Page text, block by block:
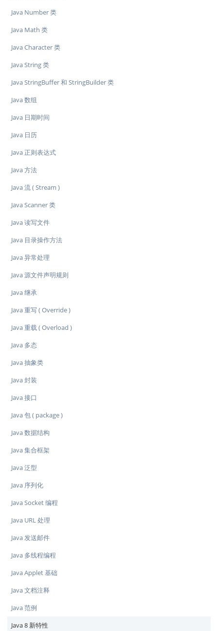
Java Number 类
Java Math 类
Java Character 类
Java String 类
Java StringBuffer 和 StringBuilder 类
Java 数组
Java 日期时间
Java 日历
Java 正则表达式
Java 方法
Java 流 ( Stream )
Java Scanner 类
Java 读写文件
Java 目录操作方法
Java 异常处理
Java 源文件声明规则
Java 继承
Java 重写 ( Override )
Java 重载 ( Overload )
Java 多态
Java 抽象类
Java 封装
Java 接口
Java 包 ( package )
Java 数据结构
Java 集合框架
Java 泛型
Java 序列化
Java Socket 编程
Java URL 处理
Java 发送邮件
Java 多线程编程
Java Applet 基础
Java 文档注释
Java 范例
Java 8 新特性